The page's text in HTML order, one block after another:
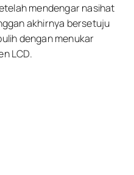
mendengar nasihat
akhirnya bersetuju
dengan menukar
LCD.